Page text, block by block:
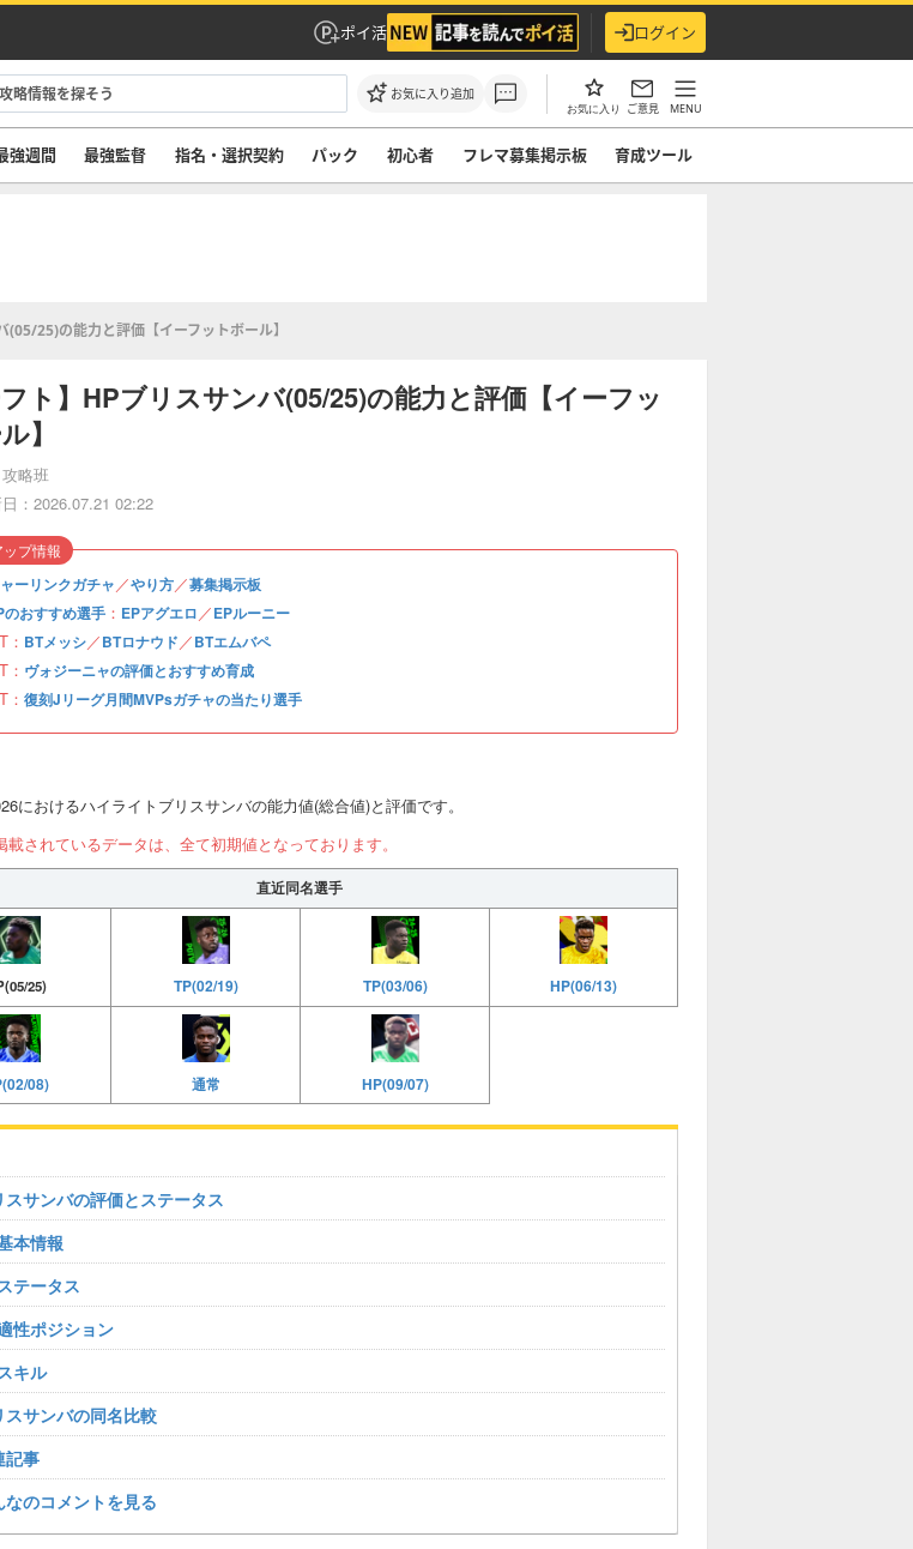
ポイ活 ログイン
お気に入り追加
お気に入り ご意見 MENU
強週間 最強監督 指名・選択契約 パック 初心者 フレマ募集掲示板 育成ツール
(05/25)の能力と評価【イーフットボール】
フト】HPブリスサンバ(05/25)の能力と評価【イーフッ
】
略班
：2026.07.21 02:22
ーリンクガチャ／やり方／募集掲示板
のおすすめ選手 ： EPアグエロ／EPルーニー
BTメッシ／BTロナウド／BTエムバペ
ヴォジーニャの評価とおすすめ育成
復刻Jリーグ月間MVPsガチャの当たり選手
プ情報
におけるハイライトブリスサンバの能力値(総合値)と評価です。
載されているデータは、全て初期値となっております。
直近同名選手
25) TP(02/19) TP(03/06) HP(06/13)
08) 通常 HP(09/07)
スサンバの評価とステータス
本情報
テータス
性ポジション
キル
スサンバの同名比較
記事
なのコメントを見る